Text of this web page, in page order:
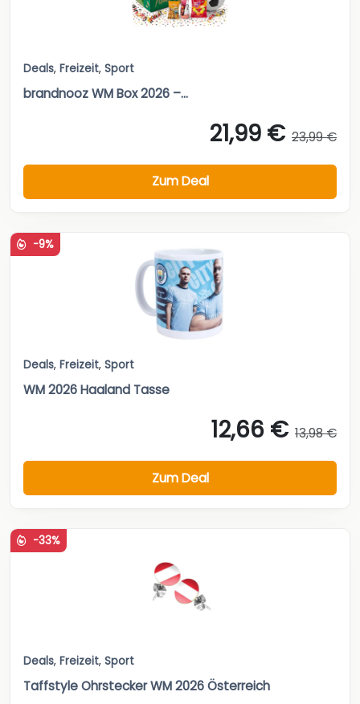
Deals, Freizeit, Sport
brandnooz WM Box 2026 –...
21,99 € 23,99 €
Zum Deal
-9%
Deals, Freizeit, Sport
WM 2026 Haaland Tasse
12,66 € 13,98 €
Zum Deal
-33%
Deals, Freizeit, Sport
Taffstyle Ohrstecker WM 2026 Österreich